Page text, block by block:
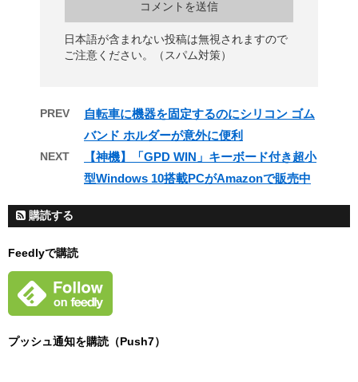
日本語が含まれない投稿は無視されますので
ご注意ください。（スパム対策）
PREV
自転車に機器を固定するのにシリコン ゴム
バンド ホルダーが意外に便利
NEXT
【神機】「GPD WIN」キーボード付き超小
型Windows 10搭載PCがAmazonで販売中
購読する
Feedlyで購読
プッシュ通知を購読（Push7）